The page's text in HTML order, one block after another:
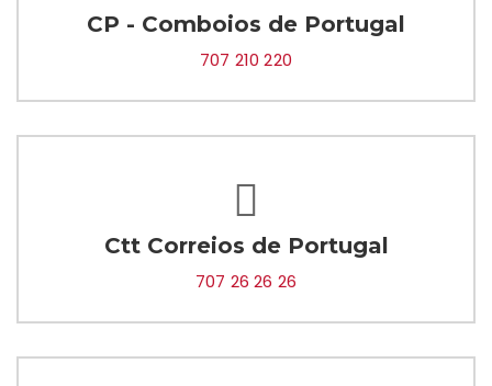
CP - Comboios de Portugal
707 210 220
Ctt Correios de Portugal
707 26 26 26